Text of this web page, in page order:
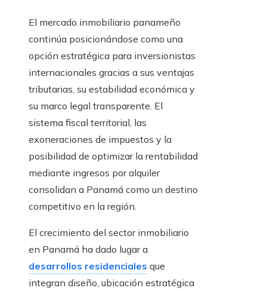
El mercado inmobiliario panameño
continúa posicionándose como una
opción estratégica para inversionistas
internacionales gracias a sus ventajas
tributarias, su estabilidad económica y
su marco legal transparente. El
sistema fiscal territorial, las
exoneraciones de impuestos y la
posibilidad de optimizar la rentabilidad
mediante ingresos por alquiler
consolidan a Panamá como un destino
competitivo en la región.
El crecimiento del sector inmobiliario
en Panamá ha dado lugar a
desarrollos residenciales que
integran diseño, ubicación estratégica